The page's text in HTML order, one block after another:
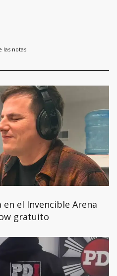
las notas
el Invencible Arena
gratuito